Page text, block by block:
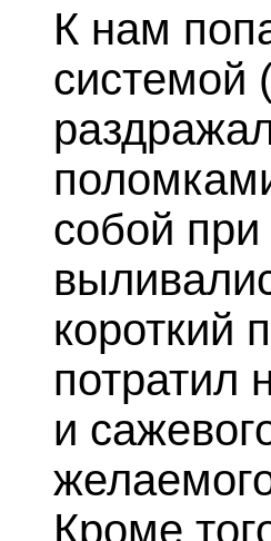
К нам
системой
собой
короткий
потратил
и
Кроме